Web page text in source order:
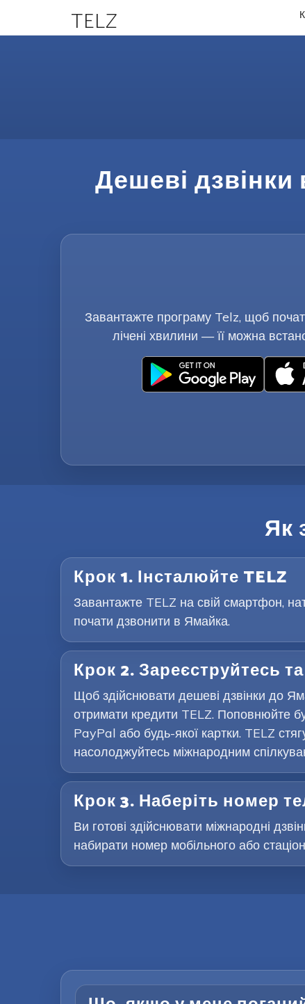
TELZ
Дешеві
Завантажте програму Telz, щоб
лічені хвилини — її можна
Як
Крок 1. Інсталюйте TELZ
Завантажте TELZ на свій смартфон,
почати дзвонити в Ямайка.
Крок 2. Зареєструйтесь
Щоб здійснювати дешеві дзвінки до
отримати кредити TELZ. Поповнюйте
PayPal або будь-якої картки. TELZ
насолоджуйтесь міжнародним
Крок 3. Наберіть номер
Ви готові здійснювати міжнародні
набирати номер мобільного або